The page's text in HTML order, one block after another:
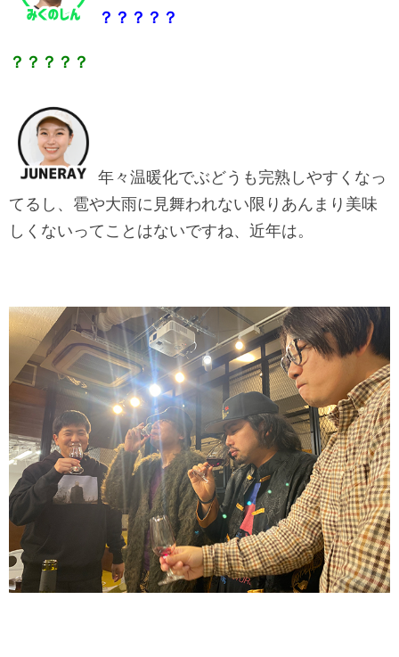
？？？？？
？？？？？
年々温暖化でぶどうも完熟しやすくなっ
てるし、雹や大雨に見舞われない限りあんまり美味
しくないってことはないですね、近年は。